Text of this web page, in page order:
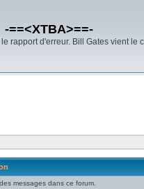
-==<XTBA>==-
rapport d'erreur. Bill Gates vient le
messages dans ce forum.